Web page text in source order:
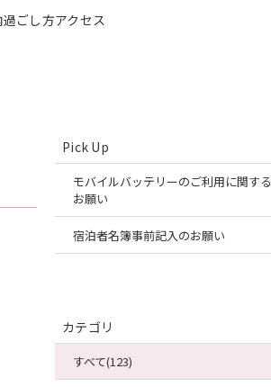
過ごし方アクセス
Pick Up
モバイルバッテリーのご利用に関する
お願い
宿泊者名簿事前記入のお願い
カテゴリ
すべて(123)